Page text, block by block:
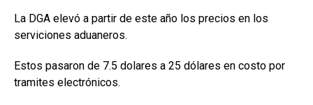
La DGA elevó a partir de este año los precios en los
serviciones aduaneros.
Estos pasaron de 7.5 dolares a 25 dólares en costo por
tramites electrónicos.